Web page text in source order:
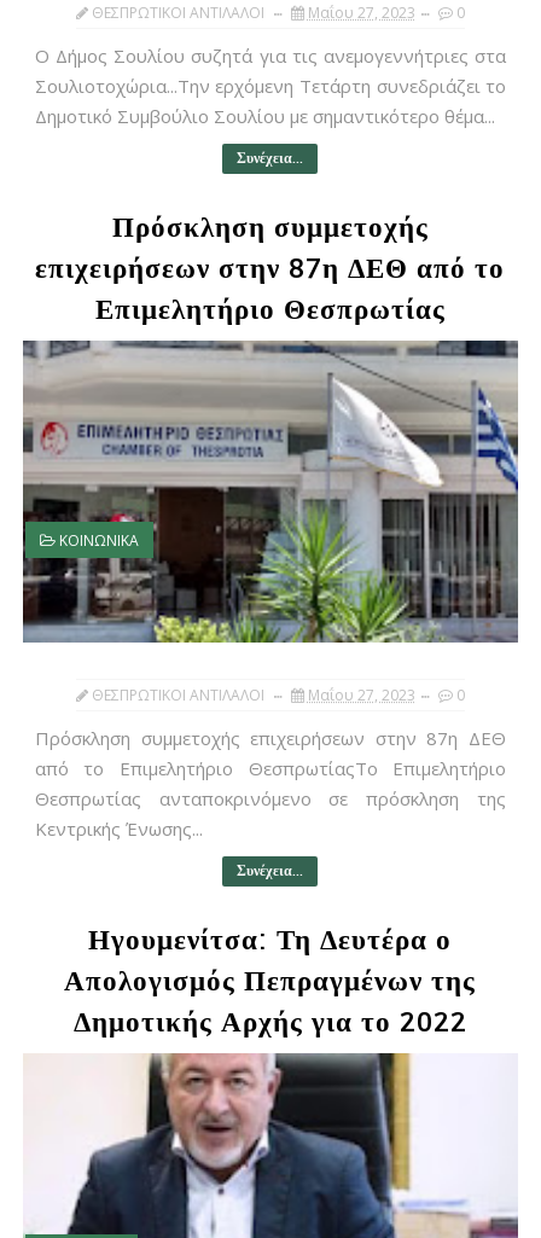
ΘΕΣΠΡΩΤΙΚΟΙ ΑΝΤΙΛΑΛΟΙ Μαΐου 27, 2023 0
Ο Δήμος Σουλίου συζητά για τις ανεμογεννήτριες στα
Σουλιοτοχώρια...Την ερχόμενη Τετάρτη συνεδριάζει το
Δημοτικό Συμβούλιο Σουλίου με σημαντικότερο θέμα...
Συνέχεια...
Πρόσκληση συμμετοχής
επιχειρήσεων στην 87η ΔΕΘ από το
Επιμελητήριο Θεσπρωτίας
ΚΟΙΝΩΝΙΚΑ
ΘΕΣΠΡΩΤΙΚΟΙ ΑΝΤΙΛΑΛΟΙ Μαΐου 27, 2023 0
Πρόσκληση συμμετοχής επιχειρήσεων στην 87η ΔΕΘ
από το Επιμελητήριο ΘεσπρωτίαςΤο Επιμελητήριο
Θεσπρωτίας ανταποκρινόμενο σε πρόσκληση της
Κεντρικής Ένωσης...
Συνέχεια...
Ηγουμενίτσα: Τη Δευτέρα ο
Απολογισμός Πεπραγμένων της
Δημοτικής Αρχής για το 2022